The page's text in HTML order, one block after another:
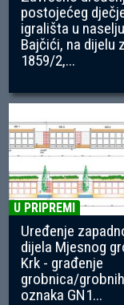
postojećeg
igrališta u naselju
Bajčići, na dijelu
1859/2,...
U PRIPREMI
Uređenje
dijela Mjesnog
Krk - građenje
grobnica/
oznaka GN1...